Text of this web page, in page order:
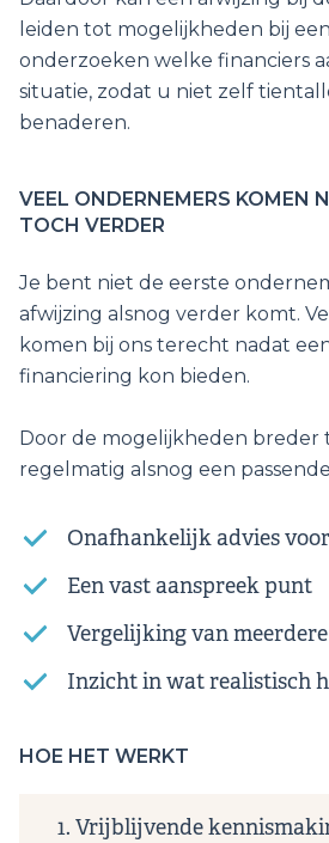
leiden tot mogelijkheden bij
onderzoeken welke financiers
situatie, zodat u niet zelf
benaderen.
VEEL ONDERNEMERS KOMEN
TOCH VERDER
Je bent niet de eerste
afwijzing alsnog verder komt.
komen bij ons terecht nadat
financiering kon bieden.
Door de mogelijkheden breder
regelmatig alsnog een
Onafhankelijk advies
Een vast aanspreek punt
Vergelijking van
Inzicht in wat realistisch
HOE HET WERKT
1. Vrijblijvende